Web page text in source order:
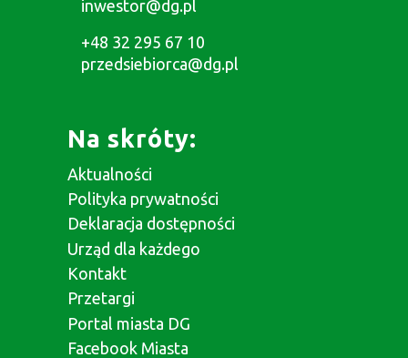
inwestor@dg.pl
+48 32 295 67 10
przedsiebiorca@dg.pl
Na skróty:
Aktualności
Polityka prywatności
Deklaracja dostępności
Urząd dla każdego
Kontakt
Przetargi
Portal miasta DG
Facebook Miasta